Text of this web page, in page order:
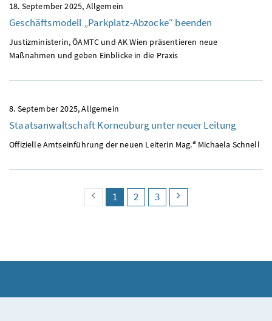
18. September 2025 Allgemein
Geschäftsmodell „Parkplatz-Abzocke“ beenden
Justizministerin, ÖAMTC und AK Wien präsentieren neue
Maßnahmen und geben Einblicke in die Praxis
8. September 2025 Allgemein
Staatsanwaltschaft Korneuburg unter neuer Leitung
Offizielle Amtseinführung der neuen Leiterin Mag.a Michaela Schnell
vorherige Seite
Seite
1 (aktuell)
Seite
2 Seite
3